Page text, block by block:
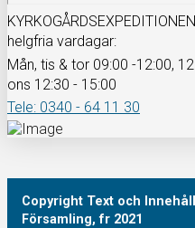
helgfria vardagar:
Mån, tis & tor 09:00 -12:00,
ons 12:30 - 15:00
Tele: 0340 - 64 11 30
Copyright Text och Innehåll
Församling, fr 2021